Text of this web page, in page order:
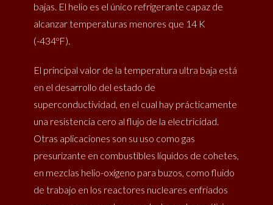
bajas. El helio es el único refrigerante capaz de
alcanzar temperaturas menores que 14 K
(-434ºF).
El principal valor de la temperatura ultra baja está
en el desarrollo del estado de
superconductividad, en el cual hay prácticamente
una resistencia cero al flujo de la electricidad.
Otras aplicaciones son su uso como gas
presurizante en combustibles líquidos de cohetes,
en mezclas helio-oxígeno para buzos, como fluido
de trabajo en los reactores nucleares enfriados